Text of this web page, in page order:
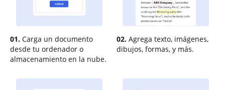
01. Carga un documento
desde tu ordenador o
almacenamiento en la nube.
02. Agrega texto, imágenes,
dibujos, formas, y más.